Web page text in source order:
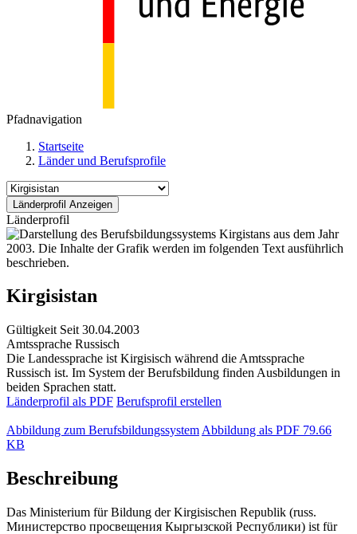
Pfadnavigation
Startseite
Länder und Berufsprofile
Länderprofil
Kirgisistan
Gültigkeit Seit 30.04.2003
Amtssprache Russisch
Die Landessprache ist Kirgisisch während die Amtssprache
Russisch ist. Im System der Berufsbildung finden Ausbildungen in
beiden Sprachen statt.
Länderprofil als PDF Berufsprofil erstellen
Abbildung zum Berufsbildungssystem Abbildung als PDF 79.66
KB
Beschreibung
Das Ministerium für Bildung der Kirgisischen Republik (russ.
Министерство просвещения Кыргызской Республики) ist für